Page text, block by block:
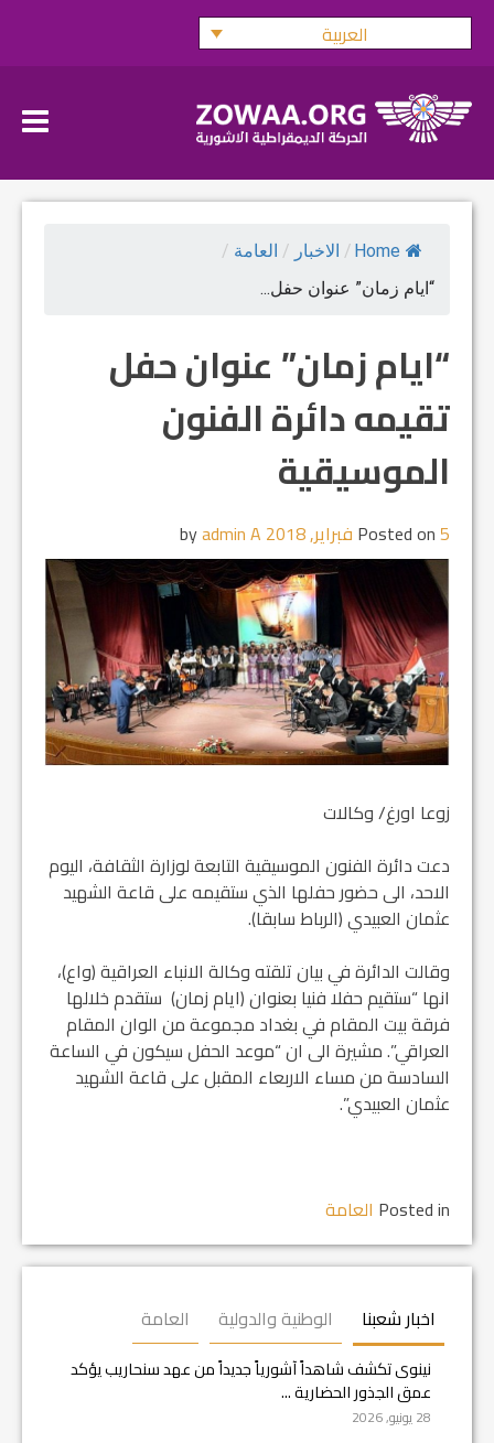
Skip
العربية
Home
/ الاخبار / العامة /
“ايام زمان” عنوان حفل...
“ايام زمان” عنوان حفل
تقيمه دائرة الفنون
الموسيقية
Posted on5 فبراير, 2018 admin A
زوعا اورغ/ وكالات
دعت دائرة الفنون الموسيقية التابعة لوزارة الثقافة، اليوم
الاحد، الى حضور حفلها الذي ستقيمه على قاعة الشهيد
عثمان العبيدي (الرباط سابقا).
وقالت الدائرة في بيان تلقته وكالة الانباء العراقية (واع)،
انها “ستقيم حفلا فنيا بعنوان (ايام زمان) ستقدم خلالها
فرقة بيت المقام في بغداد مجموعة من الوان المقام
العراقي”. مشيرة الى ان “موعد الحفل سيكون في الساعة
السادسة من مساء الاربعاء المقبل على قاعة الشهيد
عثمان العبيدي”.
Posted in العامة
اخبار شعبنا الوطنية والدولية العامة
نينوى تكشف شاهداً آشورياً جديداً من عهد سنحاريب يؤكد
عمق الجذور الحضارية ...
28 يونيو, 2026